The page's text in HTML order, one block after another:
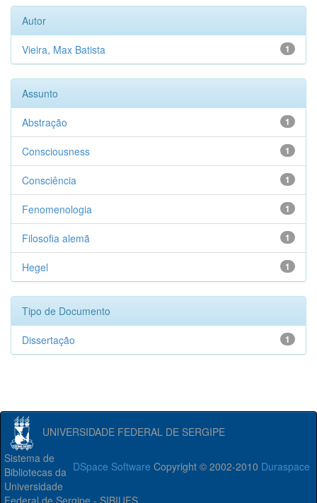
Autor
1
Vieira, Max Batista
Assunto
1
Abstração
1
Consciousness
1
Consciência
1
Fenomenologia
1
Filosofia alemã
1
Hegel
Tipo de Documento
1
Dissertação
UNIVERSIDADE FEDERAL DE SERGIPE
DSpace Software Copyright © 2002-2010 Duraspace
Sistema de
Bibliotecas da
Universidade
Federal de Sergipe - SIBIUFS